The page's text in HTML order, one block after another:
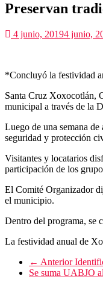
Preservan
4 junio, 20194 junio,
*Concluyó la festividad
Santa Cruz Xoxocotlán,
municipal a través de la
Luego de una semana
seguridad y protección
Visitantes y locatarios
participación de los
El Comité Organizador
el municipio.
Dentro del programa, se
La festividad anual de
← Anterior
Se suma UABJO